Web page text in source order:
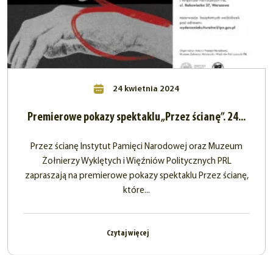
24 kwietnia 2024
Premierowe pokazy spektaklu „Przez ścianę”. 24...
Przez ścianę Instytut Pamięci Narodowej oraz Muzeum
Żołnierzy Wyklętych i Więźniów Politycznych PRL
zapraszają na premierowe pokazy spektaklu Przez ścianę,
które...
Czytaj więcej